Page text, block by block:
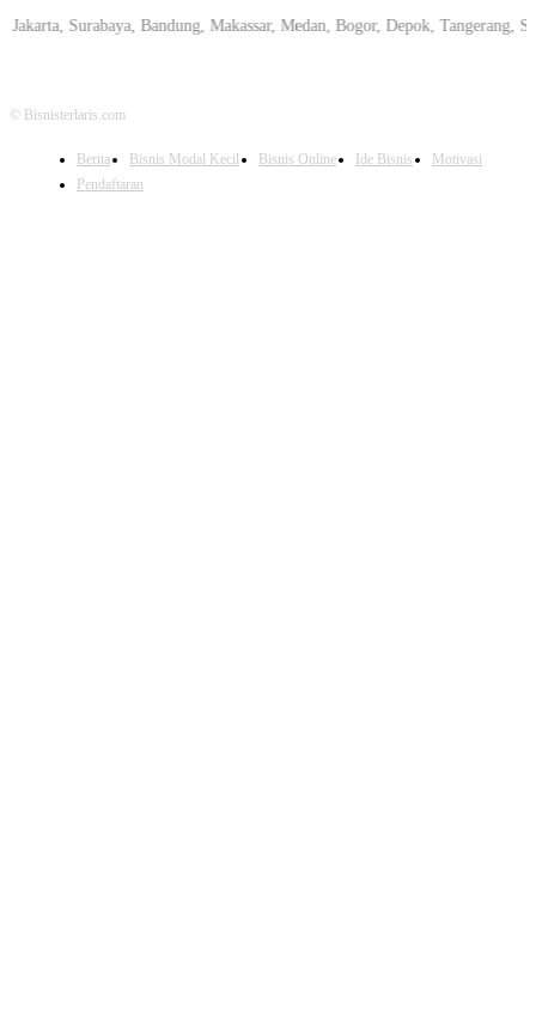
Bandung, Makassar, Medan, Bogor, Depok, Tangerang,
© Bisnisterlaris.com
Berita Bisnis Modal Kecil Bisnis Online Ide Bisnis
Motivasi
Pendaftaran